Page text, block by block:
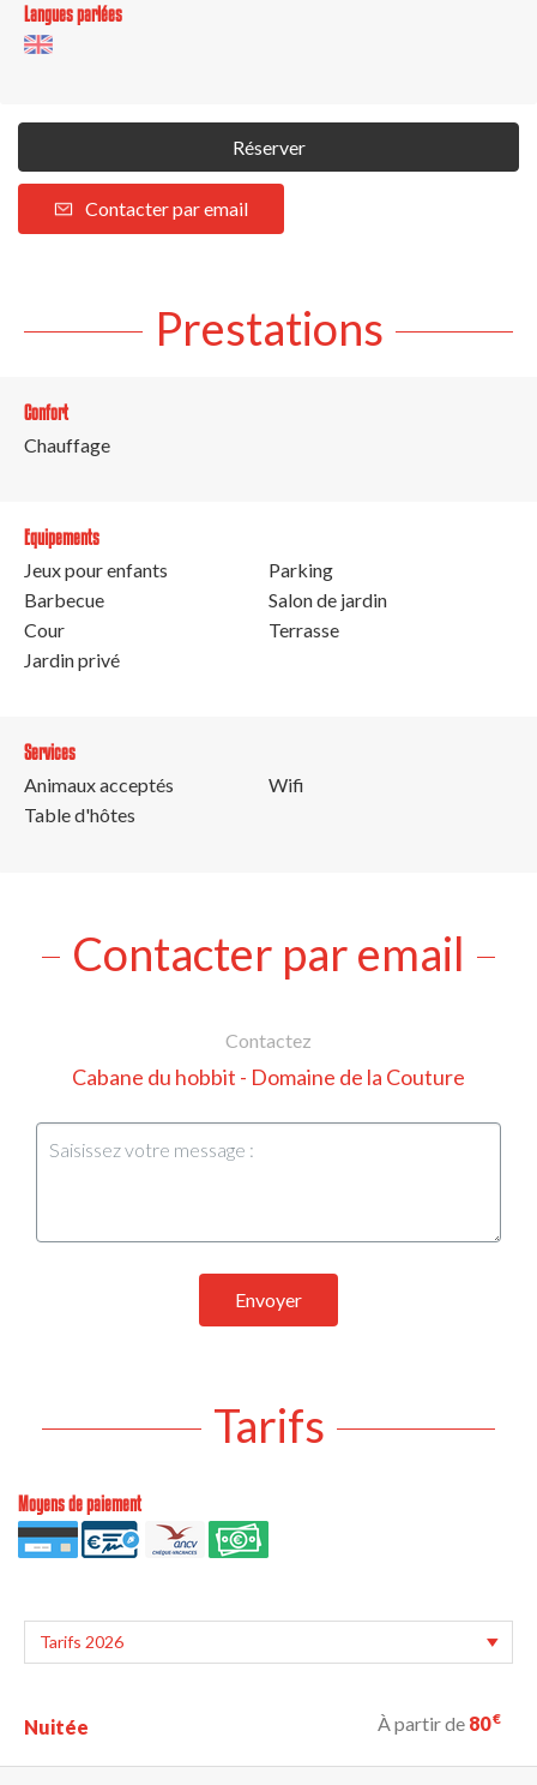
Langues parlées
Réserver
Contacter par email
Prestations
Confort
Chauffage
Equipements
Jeux pour enfants
Barbecue
Cour
Jardin privé
Parking
Salon de jardin
Terrasse
Services
Animaux acceptés
Table d'hôtes
Wifi
Contacter par email
Contactez
Cabane du hobbit - Domaine de la Couture
Envoyer
Tarifs
Moyens de paiement
Nuitée À partir de 80€